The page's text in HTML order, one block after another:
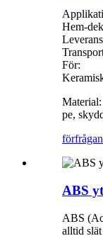
Hem-
För:
Material:
pe,
förfrågan
ABS
ABS
alltid